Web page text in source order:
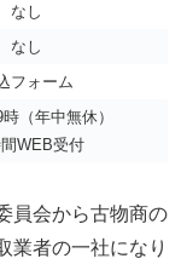
なし
なし
フォーム
（年中無休）
WEB受付
員会から古物商の
業者の一社になり